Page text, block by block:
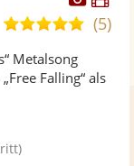
5,0(5)
Metalsong
Falling“ als